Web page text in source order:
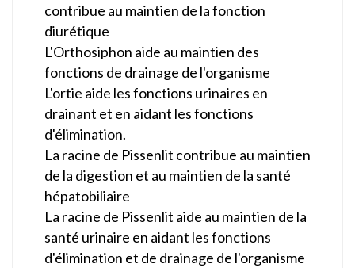
contribue au maintien de la fonction
diurétique
L'Orthosiphon aide au maintien des
fonctions de drainage de l'organisme
L'ortie aide les fonctions urinaires en
drainant et en aidant les fonctions
d'élimination.
La racine de Pissenlit contribue au maintien
de la digestion et au maintien de la santé
hépatobiliaire
La racine de Pissenlit aide au maintien de la
santé urinaire en aidant les fonctions
d'élimination et de drainage de l'organisme